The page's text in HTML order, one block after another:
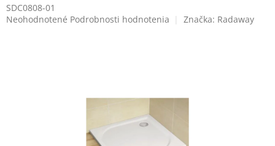
SDC0808-01
Priemerné
Neohodnotené Podrobnosti hodnotenia Značka: Radaway